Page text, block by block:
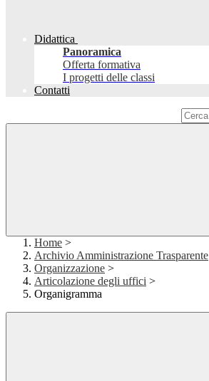
Didattica
Panoramica
Offerta formativa
I progetti delle classi
Contatti
Home >
Archivio Amministrazione Trasparente
Organizzazione >
Articolazione degli uffici >
Organigramma